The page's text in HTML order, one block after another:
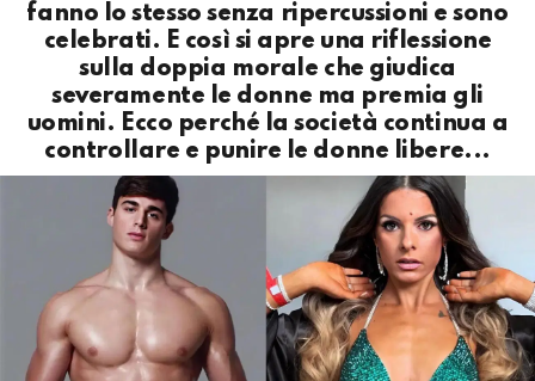
fanno lo stesso senza ripercussioni e sono
celebrati. E così si apre una riflessione
sulla doppia morale che giudica
severamente le donne ma premia gli
uomini. Ecco perché la società continua a
controllare e punire le donne libere...